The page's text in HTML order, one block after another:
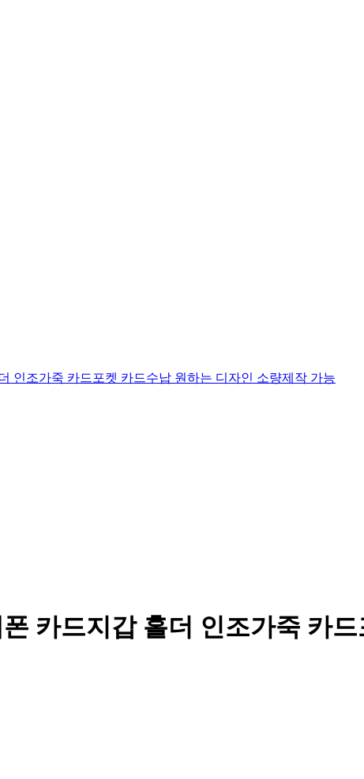
카드지갑 홀더 인조가죽 카